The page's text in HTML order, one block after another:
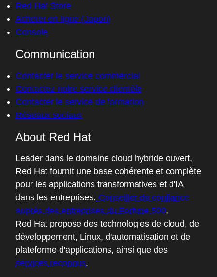
Red Hat Store
Acheter en ligne (Japon)
Console
Communication
Contacter le service commercial
Contactez notre service clientèle
Contacter le service de formation
Réseaux sociaux
About Red Hat
Leader dans le domaine cloud hybride ouvert,
Red Hat fournit une base cohérente et complète
pour les applications transformatives et d'IA
dans les entreprises. Conseiller de confiance
auprès des entreprises du Fortune 500,
Red Hat propose des technologies de cloud, de
développement, Linux, d'automatisation et de
plateforme d'applications, ainsi que des
services reconnus.